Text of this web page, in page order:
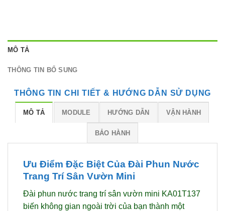
MÔ TẢ
THÔNG TIN BỔ SUNG
THÔNG TIN CHI TIẾT & HƯỚNG DẪN SỬ DỤNG
MÔ TẢ MODULE HƯỚNG DẪN VẬN HÀNH
BẢO HÀNH
Ưu Điểm Đặc Biệt Của Đài Phun Nước
Trang Trí Sân Vườn Mini
Đài phun nước trang trí sân vườn mini KA01T137
biến không gian ngoài trời của bạn thành một